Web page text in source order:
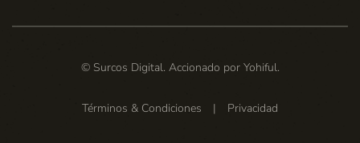
© Surcos Digital. Accionado por Yohiful.
Términos & Condiciones | Privacidad